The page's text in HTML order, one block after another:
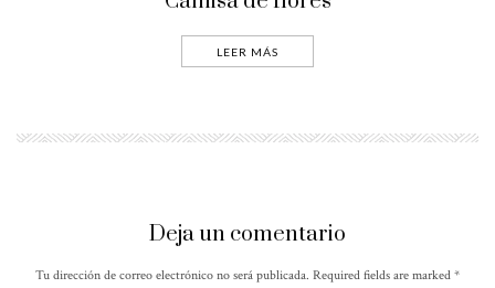
LEER MÁS
Deja un comentario
Tu dirección de correo electrónico no será publicada. Required fields are marked *